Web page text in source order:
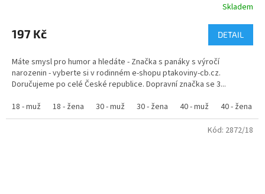
produktu
je
z
5
hvězdiček.
Skladem
197 Kč DETAIL
Máte smysl pro humor a hledáte - Značka s panáky s výročí
narozenin - vyberte si v rodinném e-shopu ptakoviny-cb.cz.
Doručujeme po celé České republice. Dopravní značka se 3...
18 - muž
18 - žena 30 - muž 30 - žena 40 - muž 40 - žena
Kód: 2872/18